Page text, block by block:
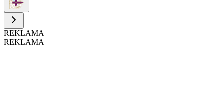
REKLAMA
REKLAMA